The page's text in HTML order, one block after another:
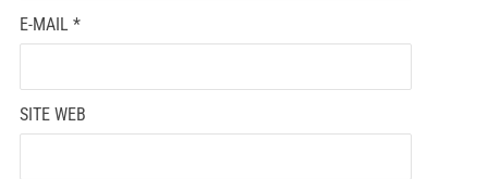
E-MAIL *
SITE WEB